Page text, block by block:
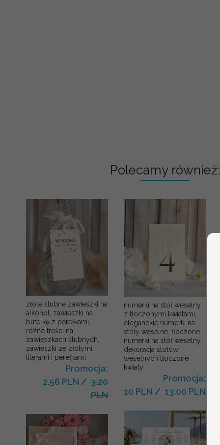
Polecamy również:
złote ślubne zawieszki na
alkohol, zawieszki na
butelkę z perełkami,
rózne treści na
zawieszkach ślubnych,
zawieszki ze złotymi
literami i perełkami
Promocja:
2.56 PLN /3.20
PLN
numerki na stół weselny
z tłoczonymi kwiatami,
eleganckie numerki na
stoły weselne, tłoczone
numerki na stół weselny,
dekoracja stołów
weselnych tłoczone
kwiaty
Promocja:
10 PLN /13.00 PLN